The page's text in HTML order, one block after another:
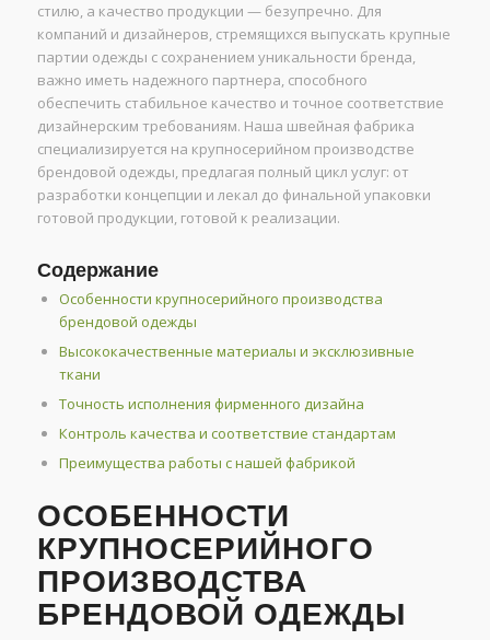
стилю, а качество продукции — безупречно. Для
компаний и дизайнеров, стремящихся выпускать крупные
партии одежды с сохранением уникальности бренда,
важно иметь надежного партнера, способного
обеспечить стабильное качество и точное соответствие
дизайнерским требованиям. Наша швейная фабрика
специализируется на крупносерийном производстве
брендовой одежды, предлагая полный цикл услуг: от
разработки концепции и лекал до финальной упаковки
готовой продукции, готовой к реализации.
Содержание
Особенности крупносерийного производства
брендовой одежды
Высококачественные материалы и эксклюзивные
ткани
Точность исполнения фирменного дизайна
Контроль качества и соответствие стандартам
Преимущества работы с нашей фабрикой
ОСОБЕННОСТИ
КРУПНОСЕРИЙНОГО
ПРОИЗВОДСТВА
БРЕНДОВОЙ ОДЕЖДЫ